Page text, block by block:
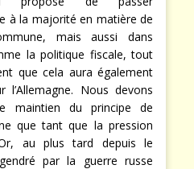
à la majorité en matière de
mais aussi dans
la politique fiscale, tout
que cela aura également
l’Allemagne. Nous devons
maintien du principe de
que tant que la pression
au plus tard depuis le
par la guerre russe